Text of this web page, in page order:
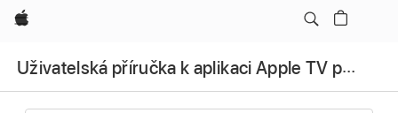
Apple
Uživatelská příručka k aplikaci Apple TV pro zařízení s Androidem